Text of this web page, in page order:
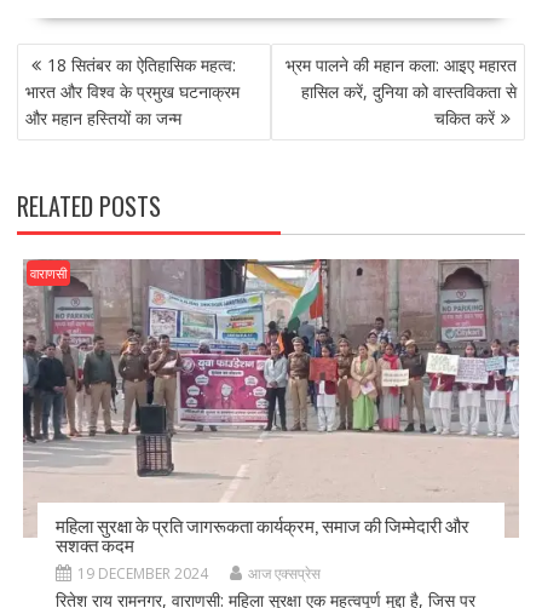
e
b
o
o
k
to
d
o
n
ai
l
ar
POST
NAVIGATION
18 सितंबर का ऐतिहासिक महत्व:
भारत और विश्व के प्रमुख घटनाक्रम
और महान हस्तियों का जन्म
भ्रम पालने की महान कला: आइए महारत
हासिल करें, दुनिया को वास्तविकता से
चकित करें
RELATED POSTS
वाराणसी
महिला सुरक्षा के प्रति जागरूकता कार्यक्रम, समाज की जिम्मेदारी और
सशक्त कदम
19 DECEMBER 2024 आज एक्सप्रेस
रितेश राय रामनगर, वाराणसी: महिला सुरक्षा एक महत्वपूर्ण मुद्दा है, जिस पर